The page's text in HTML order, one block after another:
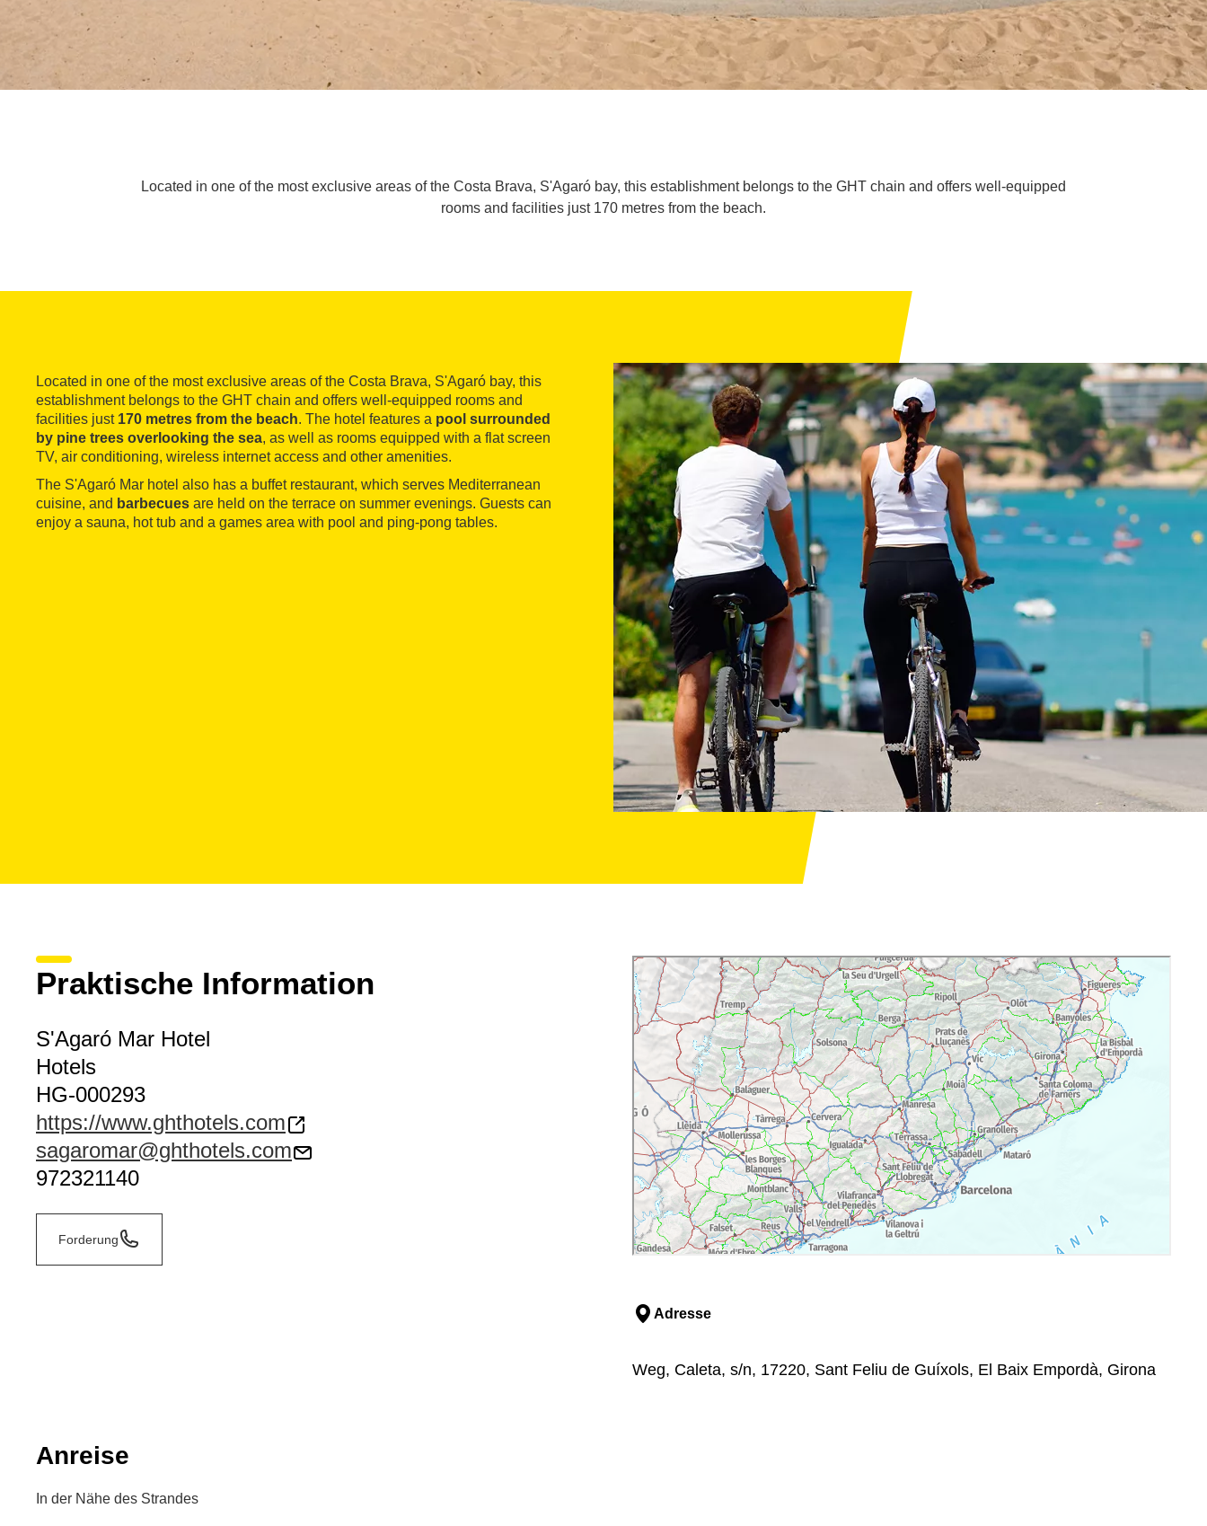
Located in one of the most exclusive areas of the Costa Brava, S'Agaró bay, this establishment belongs to the GHT chain and offers well-equipped
rooms and facilities just 170 metres from the beach.
Located in one of the most exclusive areas of the Costa Brava, S'Agaró bay, this
establishment belongs to the GHT chain and offers well-equipped rooms and
facilities just 170 metres from the beach. The hotel features a pool surrounded
by pine trees overlooking the sea, as well as rooms equipped with a flat screen
TV, air conditioning, wireless internet access and other amenities.
The S'Agaró Mar hotel also has a buffet restaurant, which serves Mediterranean
cuisine, and barbecues are held on the terrace on summer evenings. Guests can
enjoy a sauna, hot tub and a games area with pool and ping-pong tables.
Praktische Information
S'Agaró Mar Hotel
Hotels
HG-000293
https://www.ghthotels.com
sagaromar@ghthotels.com
972321140
Forderung
Adresse
Weg, Caleta, s/n, 17220, Sant Feliu de Guíxols, El Baix Empordà, Girona
Anreise
In der Nähe des Strandes